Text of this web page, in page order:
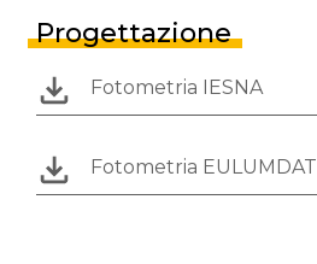
Progettazione
Fotometria IESNA
Fotometria EULUMDAT